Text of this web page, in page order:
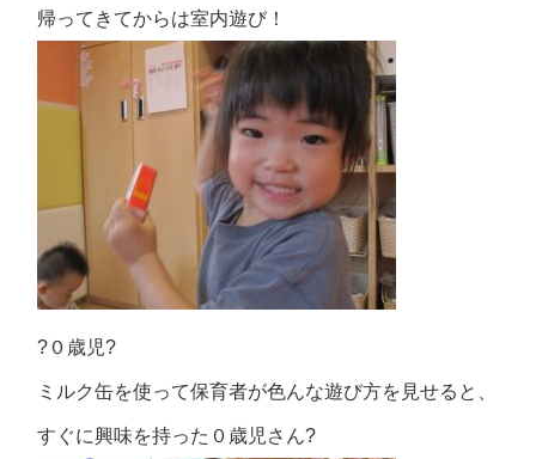
帰ってきてからは室内遊び！
?０歳児?
ミルク缶を使って保育者が色んな遊び方を見せると、
すぐに興味を持った０歳児さん?